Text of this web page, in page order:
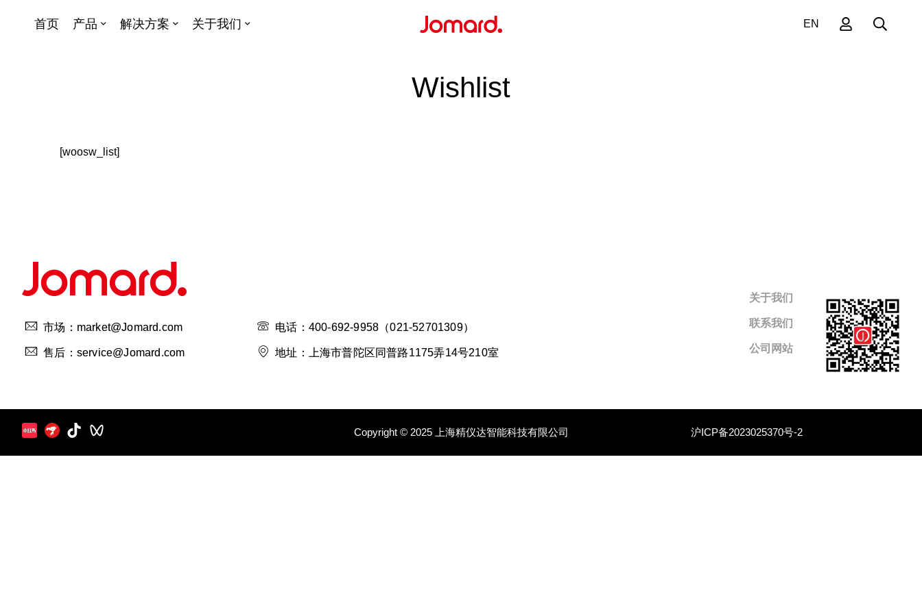
首页 产品 解决方案 关于我们 EN
Wishlist
[woosw_list]
市场：market@Jomard.com
售后：service@Jomard.com
电话：400-692-9958（021-52701309）
地址：上海市普陀区同普路1175弄14号210室
关于我们
联系我们
公司网站
Copyright © 2025 上海精仪达智能科技有限公司 沪ICP备2023025370号-2